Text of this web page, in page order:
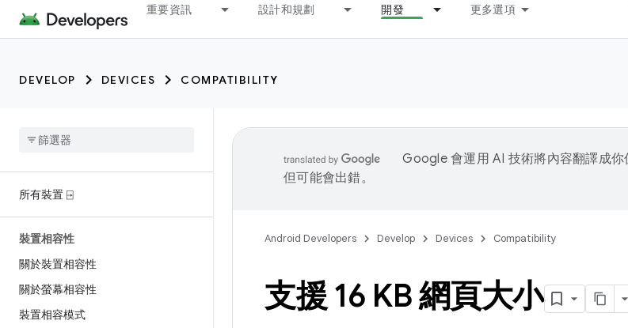
重要資訊 設計和規劃 開發 更多選項
DEVELOP DEVICES COMPATIBILITY
所有裝置 ⍈
裝置相容性
關於裝置相容性
關於螢幕相容性
裝置相容模式
Google 會運用 AI 技術將內容翻譯成你
但可能會出錯。
Android Developers Develop Devices Compatibility
支援 16 KB 網頁大小